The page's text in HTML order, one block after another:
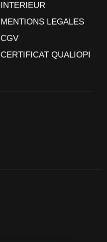
INTERIEUR
MENTIONS LEGALES
CGV
CERTIFICAT QUALIOPI